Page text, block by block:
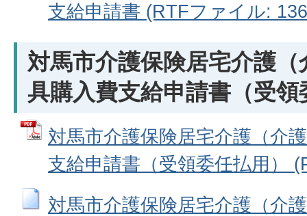
支給申請書 (RTFファイル:
対馬市介護保険居宅介護
具購入費支給申請書（受領
対馬市介護保険居宅介護（介
支給申請書（受領委任払用）
対馬市介護保険居宅介護（介